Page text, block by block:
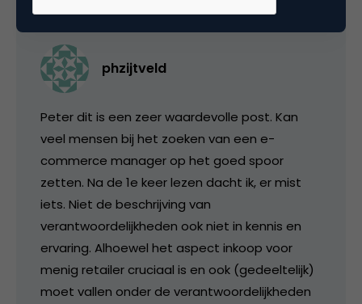
phzijtveld
Peter dit is een zeer waardevolle post. Kan
veel mensen bij het zoeken van een e-
commerce manager op het goed spoor
zetten. Na de 1e keer lezen dacht ik, er mist
iets. Niet de beschrijving van
verantwoordelijkheden ook niet in kennis en
ervaring. Alhoewel het aspect inkoop voor
menig retailer cruciaal is en ook (gedeeltelijk)
moet vallen onder de verantwoordelijkheden